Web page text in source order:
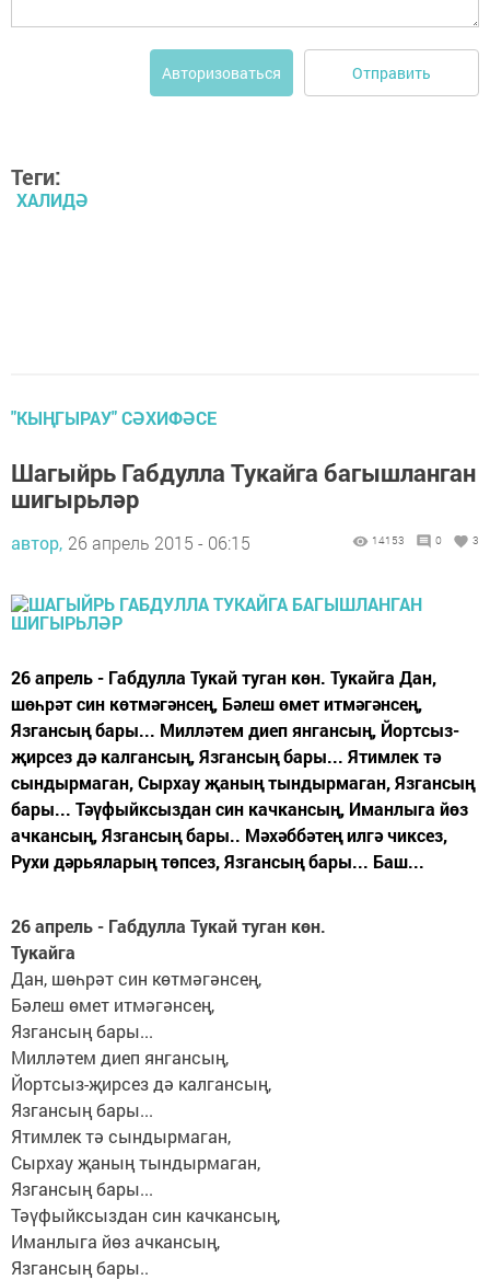
Авторизоваться Отправить
Теги:
ХАЛИДӘ
"КЫҢГЫРАУ" СӘХИФӘСЕ
Шагыйрь Габдулла Тукайга багышланган
шигырьләр
автор, 26 апрель 2015 - 06:15 14153 0 3
26 апрель - Габдулла Тукай туган көн. Тукайга Дан,
шөһрәт син көтмәгәнсең, Бәлеш өмет итмәгәнсең,
Язгансың бары... Милләтем диеп янгансың, Йортсыз-
җирсез дә калгансың, Язгансың бары... Ятимлек тә
сындырмаган, Сырхау җаның тындырмаган, Язгансың
бары... Тәүфыйксыздан син качкансың, Иманлыга йөз
ачкансың, Язгансың бары.. Мәхәббәтең илгә чиксез,
Рухи дәрьяларың төпсез, Язгансың бары... Баш...
26 апрель - Габдулла Тукай туган көн.
Тукайга
Дан, шөһрәт син көтмәгәнсең,
Бәлеш өмет итмәгәнсең,
Язгансың бары...
Милләтем диеп янгансың,
Йортсыз-җирсез дә калгансың,
Язгансың бары...
Ятимлек тә сындырмаган,
Сырхау җаның тындырмаган,
Язгансың бары...
Тәүфыйксыздан син качкансың,
Иманлыга йөз ачкансың,
Язгансың бары..